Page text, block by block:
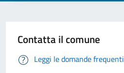
Contatta il comune
Leggi le domande frequenti